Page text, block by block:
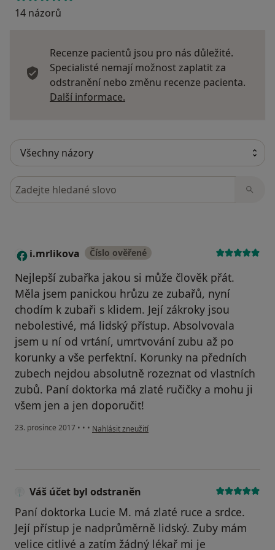
14 názorů
Recenze pacientů jsou pro nás důležité.
Specialisté nemají možnost zaplatit za
odstranění nebo změnu recenze pacienta.
Další informace.
Hledejte v názorech
I i.mrlikova Číslo ověřené
Nejlepší zubařka jakou si může člověk přát.
Měla jsem panickou hrůzu ze zubařů, nyní
chodím k zubaři s klidem. Její zákroky jsou
nebolestivé, má lidský přístup. Absolvovala
jsem u ní od vrtání, umrtvování zubu až po
korunky a vše perfektní. Korunky na předních
zubech nejdou absolutně rozeznat od vlastních
zubů. Paní doktorka má zlaté ručičky a mohu ji
všem jen a jen doporučit!
23. prosince 2017 • • • podle názoru uživatele i.mrlikova
Nahlásit zneužití
Váš účet byl odstraněn
Paní doktorka Lucie M. má zlaté ruce a srdce.
Její přístup je nadprůměrně lidský. Zuby mám
velice citlivé a zatím žádný lékař mi je